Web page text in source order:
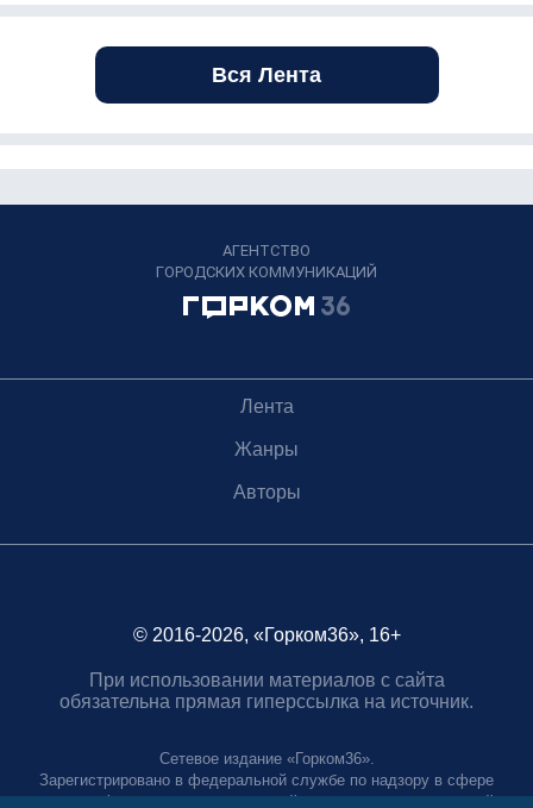
Вся Лента
АГЕНТСТВО
ГОРОДСКИХ КОММУНИКАЦИЙ
Лента
Жанры
Авторы
© 2016-2026, «Горком36», 16+
При использовании материалов с сайта
обязательна прямая гиперссылка на источник.
Сетевое издание «Горком36».
Зарегистрировано в федеральной службе по надзору в сфере
связи, информационных технологий и массовых коммуникаций.